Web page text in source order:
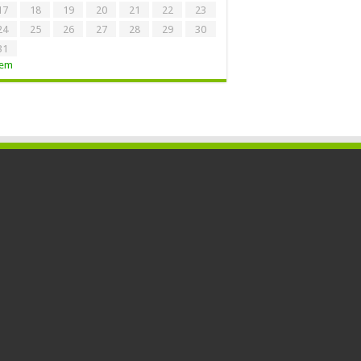
18 19 20 21 22
23
25 26 27 28 29
30